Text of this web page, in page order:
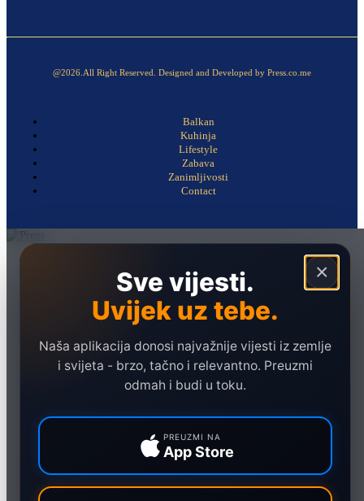
@2026.All Right Reserved. Designed and Developed by Press.co.me
Balkan
Kuhinja
Lifestyle
Zabava
Zanimljivosti
Contact
×
Sve vijesti.
Uvijek uz tebe.
Naša aplikacija donosi najvažnije vijesti iz zemlje
i svijeta - brzo, tačno i relevantno. Preuzmi
odmah i budi u toku.
PREUZMI NA
App Store
Ekonomija